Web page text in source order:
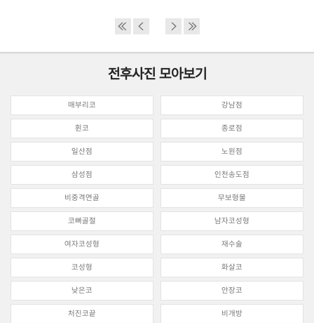
전후사진 모아보기
매부리코 강남점
휜코 종로점
일산점 노원점
삼성점 인천송도점
비중격연골 무보형물
코뼈골절 남자코성형
여자코성형 재수술
코성형 화살코
낮은코 안장코
처진코끝 비개방